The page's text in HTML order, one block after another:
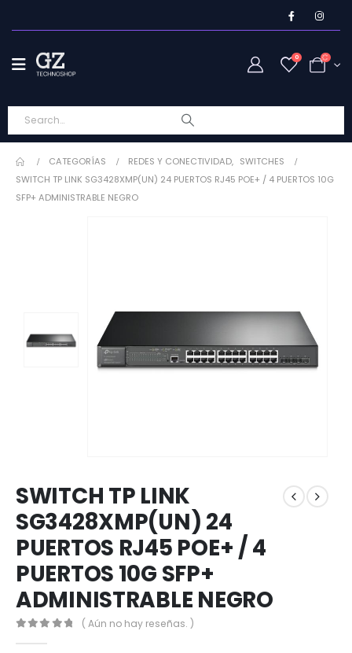
0
CATEGORÍAS REDES Y CONECTIVIDAD, SWITCHES
SWITCH TP LINK SG3428XMP(UN) 24 PUERTOS RJ45 POE+ / 4 PUERTOS 10G
SFP+ ADMINISTRABLE NEGRO
SWITCH TP LINK
SG3428XMP(UN) 24
PUERTOS RJ45 POE+ / 4
PUERTOS 10G SFP+
ADMINISTRABLE NEGRO
( Aún no hay reseñas. )